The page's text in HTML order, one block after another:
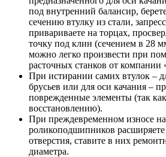
под внутренний балансир,
сечению втулку из стали,
привариваете на торцах,
точку под клин (сечением в 28
можно легко произвести при
расточных станков от компании
При истирании самих втулок –
брусьев или для оси качания –
поврежденные элементы (так
восстановлению).
При преждевременном износе
роликоподшипников расширяете
отверстия, ставите в них
диаметра.